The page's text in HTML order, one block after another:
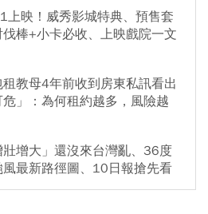
上映！威秀影城特典、預售套
棒+小卡必收、上映戲院一文
教母4年前收到房東私訊看出
危」：為何租約越多，風險越
增大」還沒來台灣亂、36度
最新路徑圖、10日報搶先看